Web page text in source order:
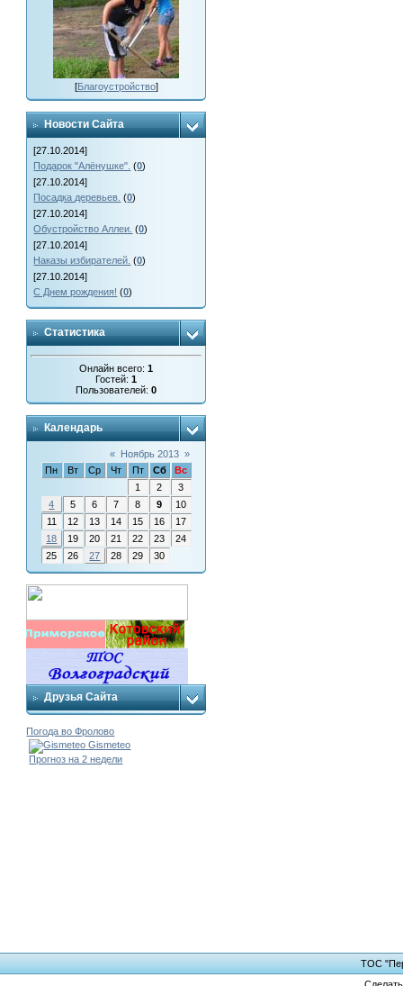
[Благоустройство]
Новости Сайта
[27.10.2014]
Подарок "Алёнушке". (0)
[27.10.2014]
Посадка деревьев. (0)
[27.10.2014]
Обустройство Аллеи. (0)
[27.10.2014]
Наказы избирателей. (0)
[27.10.2014]
С Днем рождения! (0)
Статистика
Онлайн всего:1
Гостей:1
Пользователей:0
Календарь
« Ноябрь 2013 »
Пн
Вт Ср Чт Пт Сб
Вс
1
2
3
4
5 6 7 8 9
10
11
12 13 14 15 16
17
18
19 20 21 22 23
24
25
26 27 28 29 30
Друзья Сайта
Погода во Фролово
Gismeteo
Прогноз на 2 недели
ТОС